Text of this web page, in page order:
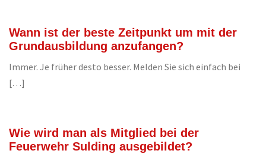
Wann ist der beste Zeitpunkt um mit der
Grundausbildung anzufangen?
Immer. Je früher desto besser. Melden Sie sich einfach bei
[…]
Wie wird man als Mitglied bei der
Feuerwehr Sulding ausgebildet?